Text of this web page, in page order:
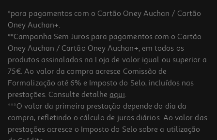
4.0
Sticks Vest Com Sal 200g
9.95 €/Kg
1,99 €
*para pagamentos com o Cartão Oney Auchan / Cartão
Oney Auchan+.
**Campanha Sem Juros para pagamentos com o Cartão
Oney Auchan / Cartão Oney Auchan+, em todos os
produtos assinalados na Loja de valor igual ou superior a
75€. Ao valor da compra acresce Comissão de
Formalização até 6% e Imposto do Selo, incluídos nas
prestações. Consulte detalhe aqui.
***O valor da primeira prestação depende do dia da
compra, refletindo o cálculo de juros diários. Ao valor das
prestações acresce o Imposto do Selo sobre a utilização